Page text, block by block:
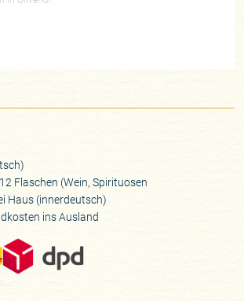
Flaschen (Wein, Spirituosen
Haus (innerdeutsch)
ins Ausland